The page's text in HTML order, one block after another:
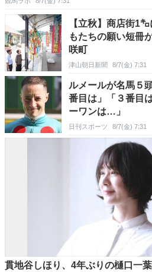
【立秋】商店街1
もたちの願い短冊
咲町
津山朝日新聞 8/7(金) 7:31
ルメールが名馬５
番目は」「３番目
ーワンは…」
日刊スポーツ 8/7(金) 7:31
貫地谷しほり、4年ぶりの樋口一